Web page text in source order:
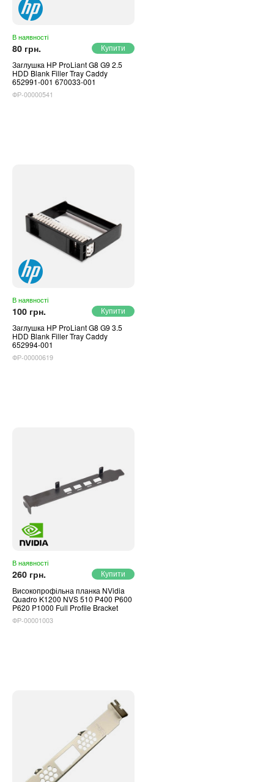
Інвертори напруги
В наявності
80 грн.
Заглушка HP ProLiant G8 G9 2.5
HDD Blank Filler Tray Caddy
652991-001 670033-001
ФР-00000541
В наявності
100 грн.
Заглушка HP ProLiant G8 G9 3.5
HDD Blank Filler Tray Caddy
652994-001
ФР-00000619
В наявності
260 грн.
Високопрофільна планка NVidia
Quadro K1200 NVS 510 P400 P600
P620 P1000 Full Profile Bracket
ФР-00001003